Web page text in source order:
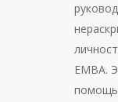
ЕМВА.